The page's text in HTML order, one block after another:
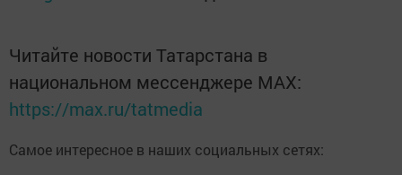
Читайте новости Татарстана в
национальном мессенджере MАХ:
https://max.ru/tatmedia
Самое интересное в наших социальных сетях: